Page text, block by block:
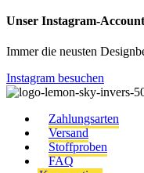
Unser Instagram-Account
Immer die neusten
Instagram besuchen
Zahlungsarten
Versand
Stoffproben
FAQ